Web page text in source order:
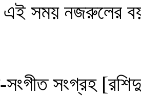
এই সময় নজরুলের
সংগ্রহ